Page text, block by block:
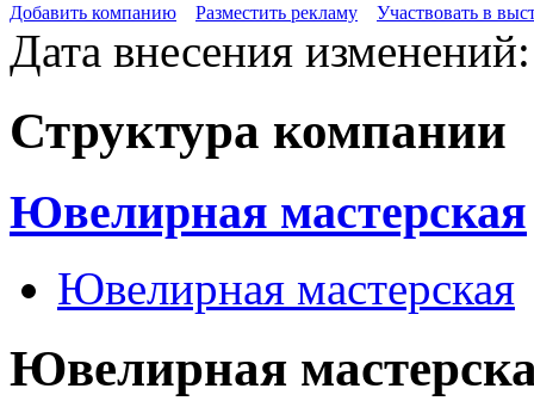
Добавить компанию Разместить рекламу Участвовать в
Дата внесения
Структура компании
Ювелирная мастерская
Ювелирная мастерская
Ювелирная